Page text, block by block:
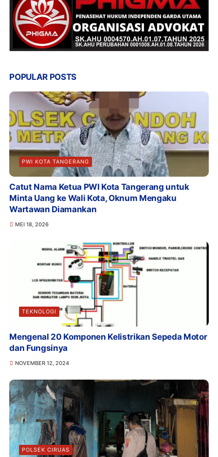
POPULAR POSTS
PWI KOTA TANGERANG
Catut Nama Ketua PWI Kota Tangerang untuk
Minta Uang ke Wali Kota, Oknum Mengaku
Wartawan Diamankan
MEI 18, 2026
TEKNOLOGI
Mengenal 20 Komponen Kelistrikan Sepeda Motor
dan Fungsinya
NOVEMBER 12, 2024
POLSEK CIRUAS